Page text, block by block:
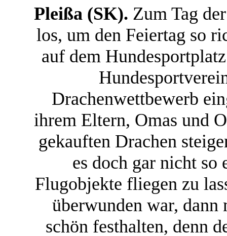
Pleißa (SK). Zum Tag
los, um den Feiertag so
auf dem
Drachenwettbewerb
ihrem Eltern, Omas und
gekauften Drachen
es doch gar nicht
Flugobjekte fliegen zu
überwunden war, dann
schön festhalten, denn